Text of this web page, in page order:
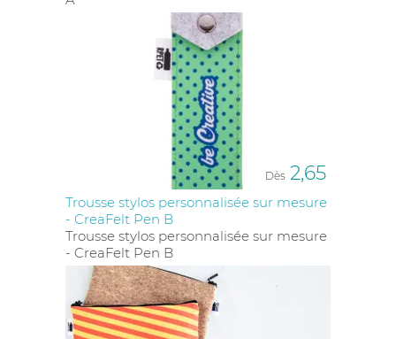
d'affaires, un étui soigneusement choisi peut
accentuer le caractère précieux du stylo, laissant ainsi
une impression durable sur le destinataire.
Dès 2,65
Trousse stylos personnalisée sur mesure
- CreaFelt Pen B
Trousse stylos personnalisée sur mesure
- CreaFelt Pen B